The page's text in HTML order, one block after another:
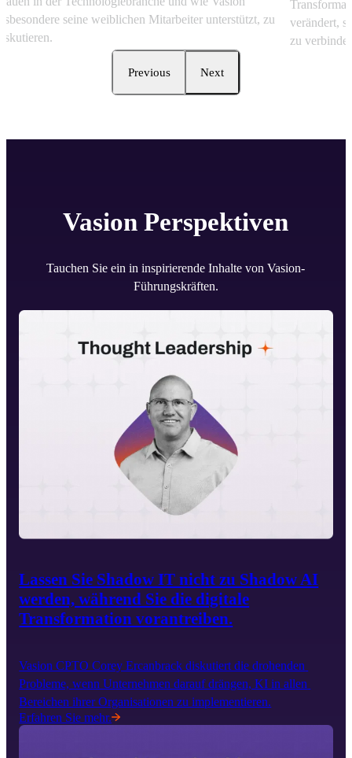
seine weiblichen Mitarbeiter unterstützt, zu
verändert,
zu
Previous Next
VasionPerspektiven
Tauchen Sie ein in inspirierende Inhalte von Vasion-
Führungskräften.
Lassen Sie Shadow IT nicht zu Shadow AI
werden, während Sie die digitale
Transformation vorantreiben.
Vasion CPTO Corey Ercanbrack diskutiert die drohenden
Probleme, wenn Unternehmen darauf drängen, KI in allen
Bereichen ihrer Organisationen zu implementieren.
Erfahren Sie mehr.